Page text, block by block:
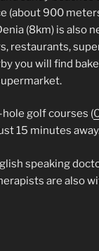
(about 900
(8km) is also
restaurants,
you will find
golf courses (
15 minutes
speaking
are also